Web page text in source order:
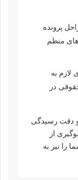
پرونده
منظم
لازم به
در
دقت رسیدگی
از
را نیز به